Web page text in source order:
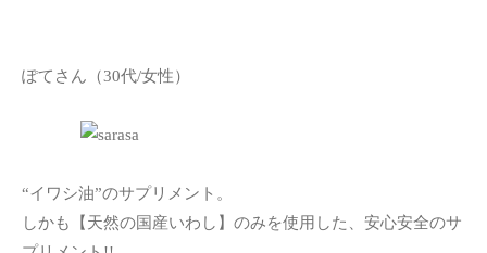
ぽてさん（30代/女性）
“イワシ油”のサプリメント。
しかも【天然の国産いわし】のみを使用した、安心安全のサ